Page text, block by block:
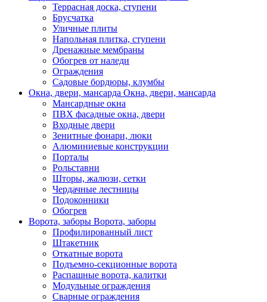
Террасная доска, ступени
Брусчатка
Уличные плиты
Напольная плитка, ступени
Дренажные мембраны
Обогрев от наледи
Ограждения
Садовые бордюры, клумбы
Окна, двери, мансарда Окна, двери, мансарда
Мансардные окна
ПВХ фасадные окна, двери
Входные двери
Зенитные фонари, люки
Алюминиевые конструкции
Порталы
Рольставни
Шторы, жалюзи, сетки
Чердачные лестницы
Подоконники
Обогрев
Ворота, заборы Ворота, заборы
Профилированный лист
Штакетник
Откатные ворота
Подъемно-секционные ворота
Распашные ворота, калитки
Модульные ограждения
Сварные ограждения